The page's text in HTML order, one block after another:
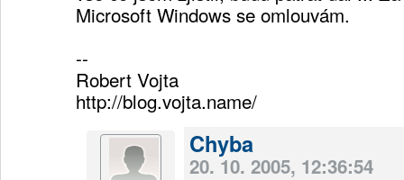
Microsoft Windows se omlouvám.
--
Robert Vojta
http://blog.vojta.name/
Chyba
20. 10. 2005, 12:36:54